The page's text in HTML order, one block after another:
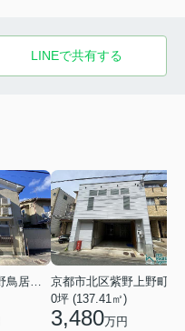
LINEで共有する
京都市北区紫野上野町
0坪 (137.41㎡)
3,480万円